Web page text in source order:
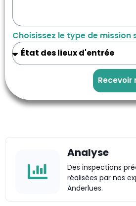
Choisissez le type de mission
Recevoir
Analyse
Des inspections
réalisées par nos
Anderlues.